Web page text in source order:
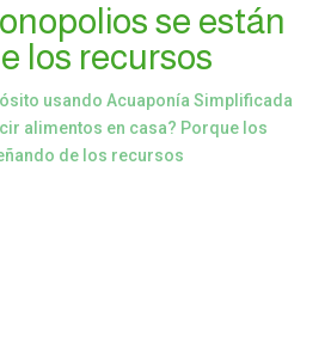
se están
los recursos
usando Acuaponía Simplificada
alimentos en casa? Porque los
de los recursos